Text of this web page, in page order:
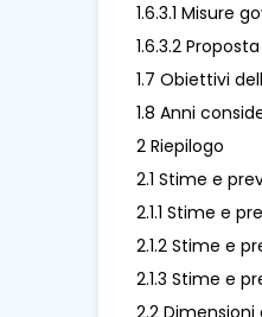
1.6.3.1 Misure
1.6.3.2
1.7 Obiettivi
1.8 Anni
2 Riepilogo
2.1 Stime e
2.1.1 Stime e
2.1.2 Stime e
2.1.3 Stime e
2.2